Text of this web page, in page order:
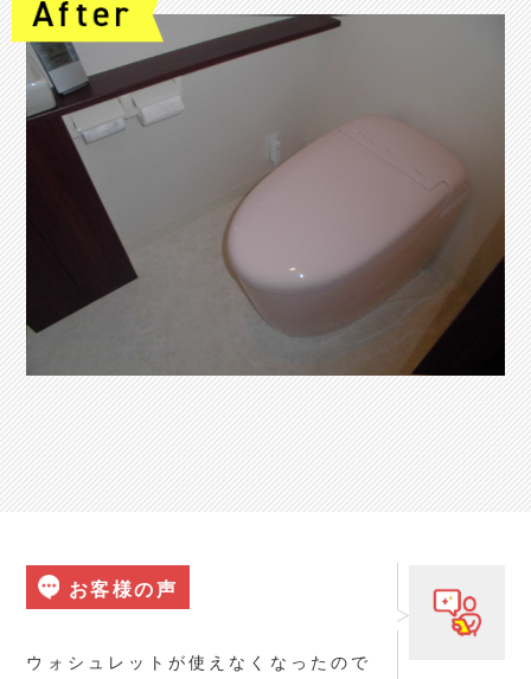
お客様の声
ウォシュレットが使えなくなったので